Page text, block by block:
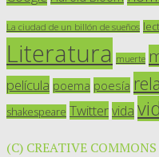
La ciudad de un billón de sueños
Literatura muerte
película poema poesía
shakespeare Twittervida
(C) CREATIVE COMMONS